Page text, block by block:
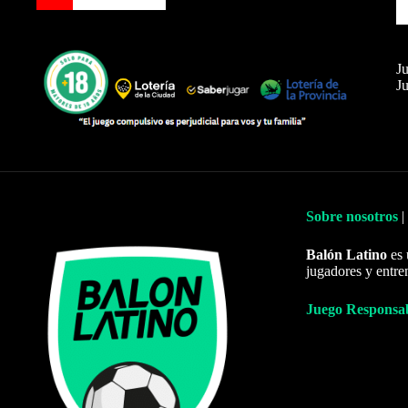
Sobre nosotros |
Balón Latino es
jugadores y
Juego